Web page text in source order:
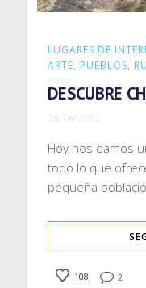
LUGARES DE
ARTE, PUEBLOS,
DESCUBRE
28/06/2021
Hoy nos damos
todo lo que
pequeña
108 2